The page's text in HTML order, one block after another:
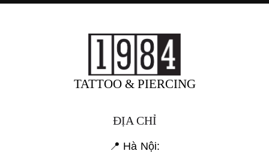
TATTOO & PIERCING
ĐỊA CHỈ
📍 Hà Nội: